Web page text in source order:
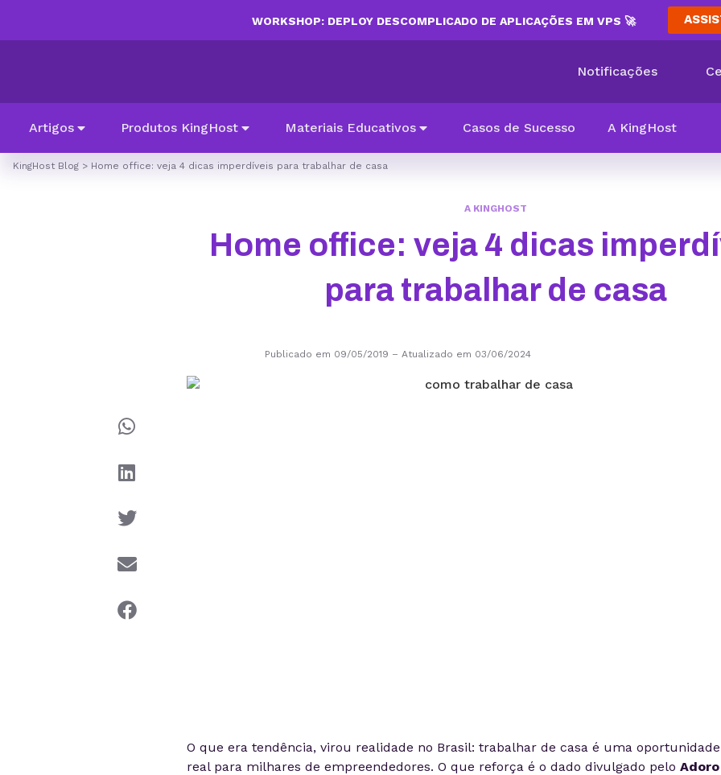
WORKSHOP: DEPLOY DESCOMPLICADO DE APLICAÇÕES EM VPS 🚀
Notificações
Artigos Produtos KingHost Materiais Educativos Casos de Sucesso A KingHost
KingHost Blog > Home office: veja 4 dicas imperdíveis para trabalhar de casa
A KINGHOST
Home office: veja 4 dicas
para trabalhar de casa
Publicado em 09/05/2019 – Atualizado em 03/06/2024
O que era tendência, virou realidade no Brasil: trabalhar de casa é uma oportunidade
real para milhares de empreendedores. O que reforça é o dado divulgado pelo Adoro